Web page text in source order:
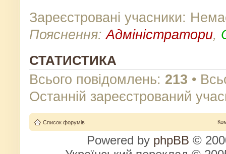
Зареєстровані учасники:
Пояснення:Адміністратори,
СТАТИСТИКА
Всього повідомлень: 213 •
Останній зареєстрований
Список форумів
Powered by phpBB ©